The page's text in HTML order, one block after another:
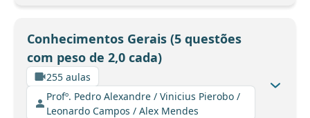
Conhecimentos Gerais (5 questões
com peso de 2,0 cada)
255 aulas
Profº. Pedro Alexandre / Vinicius Pierobo /
Leonardo Campos / Alex Mendes